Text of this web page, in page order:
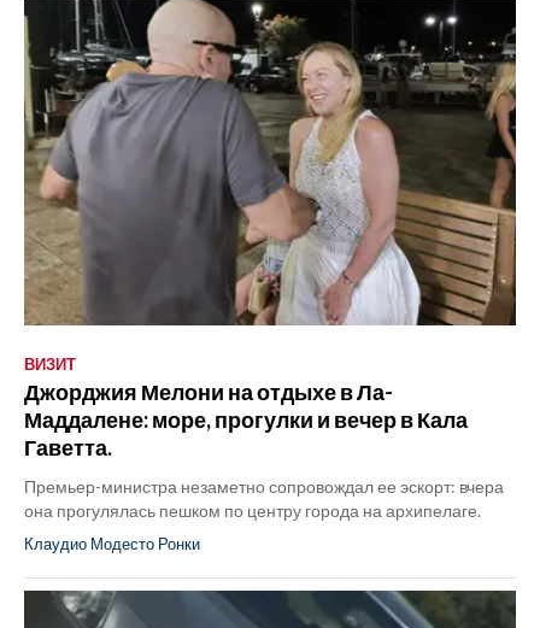
ВИЗИТ
Джорджия Мелони на отдыхе в Ла-
Маддалене: море, прогулки и вечер в Кала
Гаветта.
Премьер-министра незаметно сопровождал ее эскорт: вчера
она прогулялась пешком по центру города на архипелаге.
Клаудио Модесто Ронки